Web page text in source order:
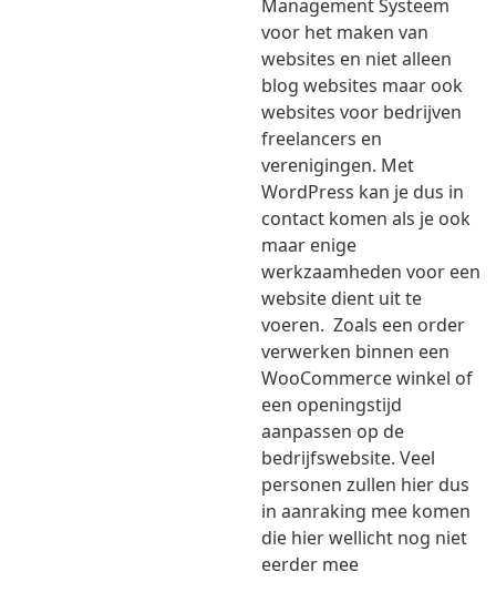
Management Systeem
voor het maken van
websites en niet alleen
blog websites maar ook
websites voor bedrijven
freelancers en
verenigingen. Met
WordPress kan je dus in
contact komen als je ook
maar enige
werkzaamheden voor een
website dient uit te
voeren. Zoals een order
verwerken binnen een
WooCommerce winkel of
een openingstijd
aanpassen op de
bedrijfswebsite. Veel
personen zullen hier dus
in aanraking mee komen
die hier wellicht nog niet
eerder mee